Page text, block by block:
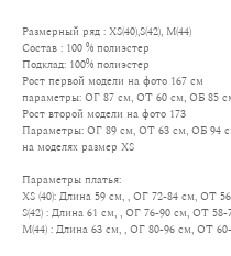
Размерный ряд : XS(40),S(42), M(44)
Состав : 100 % полиэстер
Подклад: 100% полиэстер
Рост первой модели на фото 167 см
параметры: ОГ 87 см, ОТ 60 см, ОБ 85
Рост второй модели на фото 173
Параметры: ОГ 89 см, ОТ 63 см, ОБ 94
на моделях размер XS
Параметры платья:
XS (40): Длина 59 см, , ОГ 72-84 см, ОТ
S(42) : Длина 61 см, , ОГ 76-90 см, ОТ 58-
M(44) : Длина 63 см, , ОГ 80-96 см, ОТ